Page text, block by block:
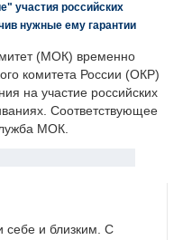
участия российских
нужные ему гарантии
(МОК) временно
комитета России (ОКР)
на участие российских
Соответствующее
МОК.
себе и близким. С